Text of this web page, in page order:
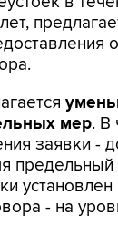
мер. В
заявки -
предельный
- на